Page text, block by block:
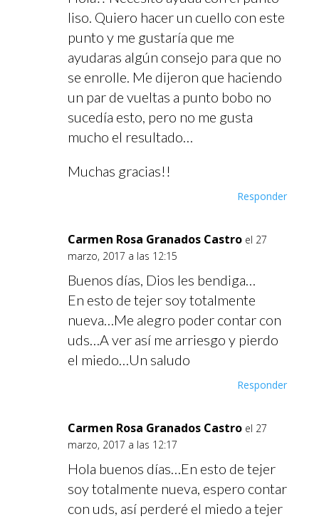
liso. Quiero hacer un cuello con este
punto y me gustaría que me
ayudaras algún consejo para que no
se enrolle. Me dijeron que haciendo
un par de vueltas a punto bobo no
sucedía esto, pero no me gusta
mucho el resultado…
Muchas gracias!!
Responder
Carmen Rosa Granados Castro el 27
marzo, 2017 a las 12:15
Buenos días, Dios les bendiga…
En esto de tejer soy totalmente
nueva…Me alegro poder contar con
uds…A ver así me arriesgo y pierdo
el miedo…Un saludo
Responder
Carmen Rosa Granados Castro el 27
marzo, 2017 a las 12:17
Hola buenos días…En esto de tejer
soy totalmente nueva, espero contar
con uds, así perderé el miedo a tejer